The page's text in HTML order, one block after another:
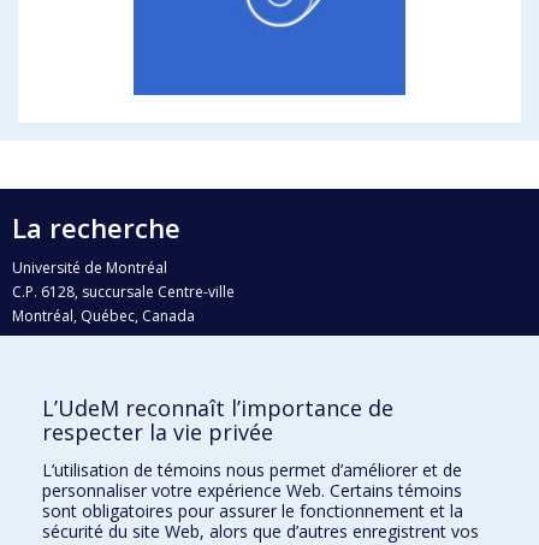
La recherche
Université de Montréal
C.P. 6128, succursale Centre-ville
Montréal, Québec, Canada
H3C 3J7
Qui fait quoi?
Nous trouver
Plan du site
L’UdeM reconnaît l’importance de
respecter la vie privée
L’utilisation de témoins nous permet d’améliorer et de
personnaliser votre expérience Web. Certains témoins
sont obligatoires pour assurer le fonctionnement et la
sécurité du site Web, alors que d’autres enregistrent vos